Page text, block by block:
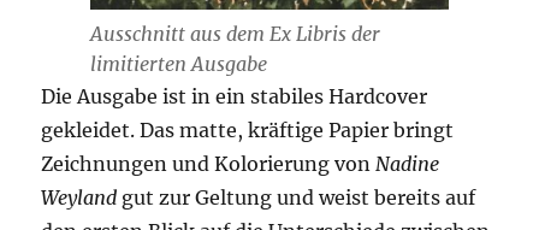
Ausschnitt aus dem Ex Libris der
limitierten Ausgabe
Die Ausgabe ist in ein stabiles Hardcover
gekleidet. Das matte, kräftige Papier bringt
Zeichnungen und Kolorierung vonNadine
Weyland gut zur Geltung und weist bereits auf